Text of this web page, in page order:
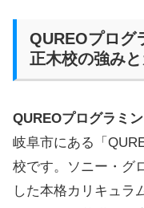
QUREOプログ
正木校の強み
QUREOプログラミ
岐阜市にある「
校です。ソニー・グ
した本格カリキュラ